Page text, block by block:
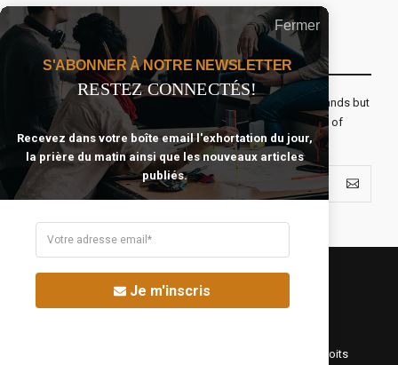
Recevoir Notre Newsletter Chaque Matin
The real voyage of discovery consists not in seeking new lands but
seeing with new eyes. All journeys have secret destinations of
which the traveler is unaware.
©Fréquence Chrétienne Production 2016-2025. Tous droits
Fermer
S'ABONNER À NOTRE NEWSLETTER
RESTEZ CONNECTÉS!
Recevez dans votre boîte email l'exhortation du jour,
la prière du matin ainsi que les nouveaux articles
publiés.
Je m'inscris